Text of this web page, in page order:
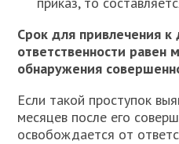
Срок для привлечения к
ответственности равен
обнаружения
Если такой проступок
месяцев после его
освобождается от